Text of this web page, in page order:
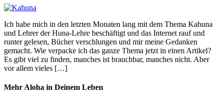
Ich habe mich in den letzten Monaten lang mit dem Thema Kahuna
und Lehrer der Huna-Lehre beschäftigt und das Internet rauf und
runter gelesen, Bücher verschlungen und mir meine Gedanken
gemacht. Wie verpacke ich das ganze Thema jetzt in einen Artikel?
Es gibt viel zu finden, manches ist brauchbar, manches nicht. Aber
vor allem vieles […]
Mehr Aloha in Deinem Leben